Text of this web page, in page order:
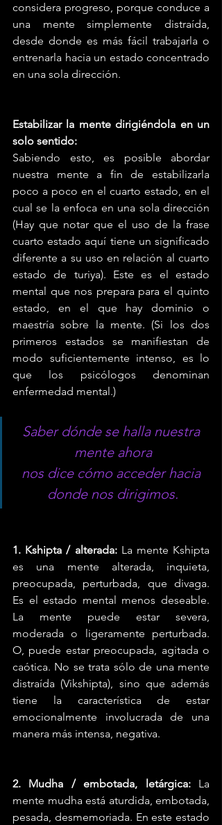
considera progreso, porque conduce a
una mente simplemente distraída,
desde donde es más fácil trabajarla o
entrenarla hacia un estado concentrado
en una sola dirección.
Estabilizar la mente dirigiéndola en un
solo sentido:
Sabiendo esto, es posible abordar
nuestra mente a fin de estabilizarla
poco a poco en el cuarto estado, en el
cual se la enfoca en una sola dirección
(Hay que notar que el uso de la frase
cuarto estado aquí tiene un significado
diferente a su uso en relación al cuarto
estado de turiya). Este es el estado
mental que nos prepara para el quinto
estado, en el que hay dominio o
maestría sobre la mente. (Si los dos
primeros estados se manifiestan de
modo suficientemente intenso, es lo
que los psicólogos denominan
enfermedad mental.)
Saber dónde se halla nuestra
mente ahora
nos dice cómo acceder hacia
donde nos dirigimos.
1. Kshipta / alterada: La mente Kshipta
es una mente alterada, inquieta,
preocupada, perturbada, que divaga.
Es el estado mental menos deseable.
La mente puede estar severa,
moderada o ligeramente perturbada.
O, puede estar preocupada, agitada o
caótica. No se trata sólo de una mente
distraída (Vikshipta), sino que además
tiene la característica de estar
emocionalmente involucrada de una
manera más intensa, negativa.
2. Mudha / embotada, letárgica: La
mente mudha está aturdida, embotada,
pesada, desmemoriada. En este estado